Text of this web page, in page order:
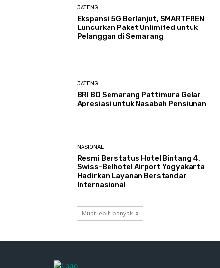
JATENG
Ekspansi 5G Berlanjut, SMARTFREN
Luncurkan Paket Unlimited untuk
Pelanggan di Semarang
JATENG
BRI BO Semarang Pattimura Gelar
Apresiasi untuk Nasabah Pensiunan
NASIONAL
Resmi Berstatus Hotel Bintang 4,
Swiss-Belhotel Airport Yogyakarta
Hadirkan Layanan Berstandar
Internasional
Muat lebih banyak